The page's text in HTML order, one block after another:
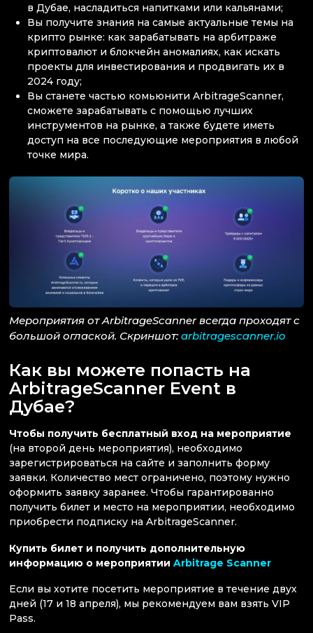
в Дубае, насладиться напитками или кальянами;
Вы получите знания на самые актуальные темы на
крипто рынке: как зарабатывать на арбитраже
криптовалют и блокчейн аномалиях, как искать
проекты для инвестирования и продвигать их в
2024 году;
Вы станете частью комьюнити ArbitrageScanner,
сможете зарабатывать с помощью лучших
инструментов на рынке, а также будете иметь
доступ на все последующие мероприятия в любой
точке мира.
Мероприятия от ArbitrageScanner всегда проходят с
большой оглаской. Скриншот:arbitragescanner.io
Как вы можете попасть на
ArbitrageScanner Event в
Дубае?
Чтобы получить бесплатный вход на мероприятие
(на второй день мероприятия), необходимо
зарегистрироваться на сайте и заполнить форму
заявки. Количество мест ограничено, поэтому нужно
оформить заявку заранее. Чтобы гарантированно
получить билет и место на мероприятии, необходимо
приобрести подписку на ArbitrageScanner.
Купить билет и получить дополнительную
информацию о мероприятии Arbitrage Scanner
Если вы хотите посетить мероприятие в течение двух
дней (17 и 18 апреля), мы рекомендуем вам взять VIP
Pass.